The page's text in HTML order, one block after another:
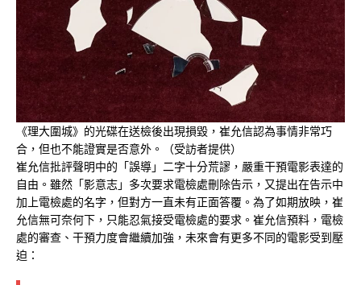
《理大圍城》的光碟在送檢後出現損毀，崔允信認為事情非常巧
合，但也不能證實是否意外。（受訪者提供）
崔允信批評聲明中的「誤導」二字十分荒謬，嚴重干預電影表達的
自由。雖然「影意志」多次要求電檢處刪除告示，又提出在告示中
加上電檢處的名字，但對方一直未有正面答覆。為了如期放映，崔
允信無可奈何下，只能忍氣接受電檢處的要求。崔允信預料，電檢
處的審查、干預力度會繼續加強，未來會有更多不同的電影受到壓
迫：